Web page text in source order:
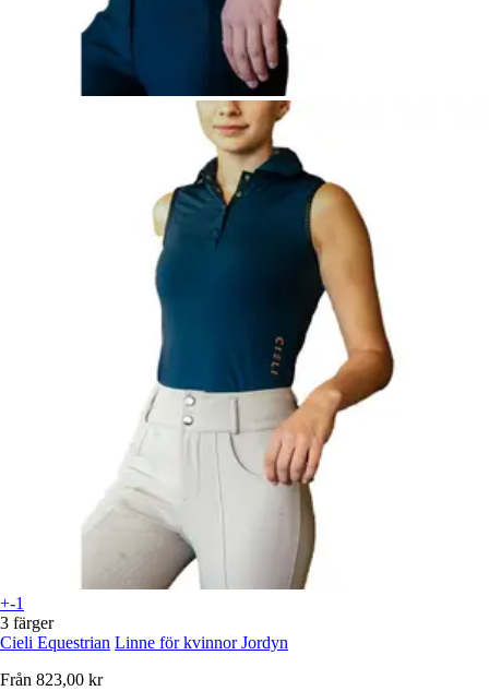
+-1
3 färger
Cieli Equestrian Linne för kvinnor Jordyn
Från 823,00 kr